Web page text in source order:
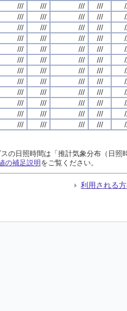
/// /// /// ///
/// /// /// ///
/// /// /// ///
/// /// /// ///
/// /// /// ///
/// /// /// ///
/// /// /// ///
/// /// /// ///
/// /// /// ///
/// /// /// ///
/// /// /// ///
/// /// /// ///
の日照時間は「推計気象分布（日
の補足説明をご覧ください。
利用される